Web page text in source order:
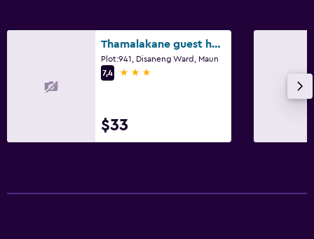
Thamalakane guest house
Plot:941, Disaneng Ward, Maun
7,4
3 estrellas
$33